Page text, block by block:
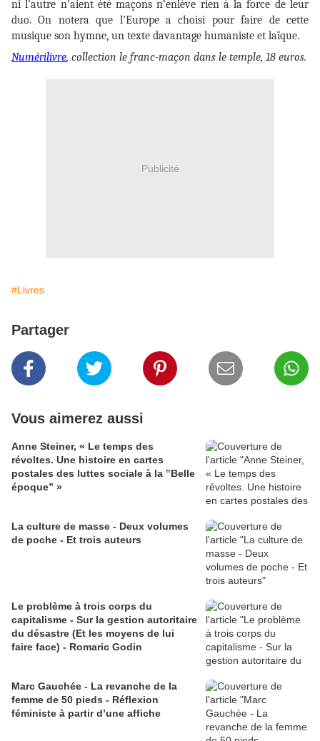
ni l’autre n’aient été maçons n’enlève rien à la force de leur
duo. On notera que l’Europe a choisi pour faire de cette
musique son hymne, un texte davantage humaniste et laïque.
Numérilivre, collection le franc-maçon dans le temple, 18 euros.
Publicité
#Livres
Partager
Vous aimerez aussi
Anne Steiner, « Le temps des
révoltes. Une histoire en cartes
postales des luttes sociale à la ‟Belle
époque” »
La culture de masse - Deux volumes
de poche - Et trois auteurs
Le problème à trois corps du
capitalisme - Sur la gestion autoritaire
du désastre (Et les moyens de lui
faire face) - Romaric Godin
Marc Gauchée - La revanche de la
femme de 50 pieds - Réflexion
féministe à partir d’une affiche